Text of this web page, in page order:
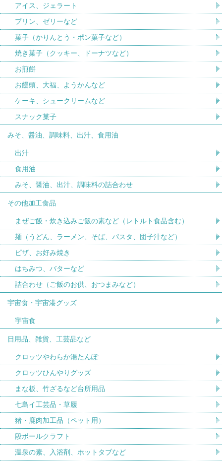
アイス、ジェラート
プリン、ゼリーなど
菓子（かりんとう・ポン菓子など）
焼き菓子（クッキー、ドーナツなど）
お煎餅
お饅頭、大福、ようかんなど
ケーキ、シュークリームなど
スナック菓子
みそ、醤油、調味料、出汁、食用油
出汁
食用油
みそ、醤油、出汁、調味料の詰合わせ
その他加工食品
まぜご飯・炊き込みご飯の素など（レトルト食品含む）
麺（うどん、ラーメン、そば、パスタ、団子汁など）
ピザ、お好み焼き
はちみつ、バターなど
詰合わせ（ご飯のお供、おつまみなど）
宇宙食・宇宙港グッズ
宇宙食
日用品、雑貨、工芸品など
クロッツやわらか湯たんぽ
クロッツひんやりグッズ
まな板、竹ざるなど台所用品
七島イ工芸品・草履
猪・鹿肉加工品（ペット用）
段ボールクラフト
温泉の素、入浴剤、ホットタブなど